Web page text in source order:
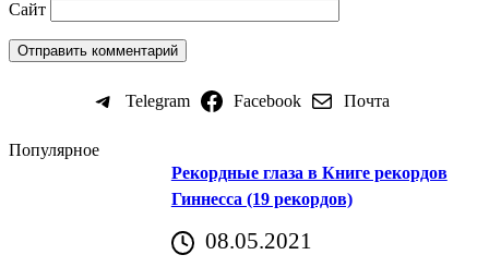
Сайт
Telegram Facebook Почта
Популярное
Рекордные глаза в Книге рекордов
Гиннесса (19 рекордов)
08.05.2021